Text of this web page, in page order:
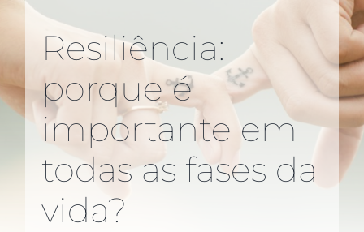
Academia
Contactos
Resiliência:
porque é
importante em
todas as fases da
vida?